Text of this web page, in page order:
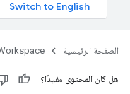
الصفحة الرئيسية
هل كان المحتوى مفيدًا؟